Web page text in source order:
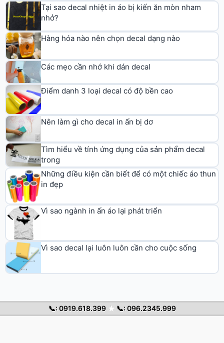
📞: 0919.618.399★ 📞: 096.2345.999
Tại sao decal nhiệt in áo bị kiến ăn mòn nham
nhở?
Hàng hóa nào nên chọn decal dạng nào
Các mẹo cần nhớ khi dán decal
Điểm danh 3 loại decal có độ bền cao
Nên làm gì cho decal in ấn bị dơ
Tìm hiểu về tính ứng dụng của sản phẩm decal
trong
Những điều kiện cần biết để có một chiếc áo thun
in đẹp
Vì sao ngành in ấn áo lại phát triển
Vì sao decal lại luôn luôn cần cho cuộc sống